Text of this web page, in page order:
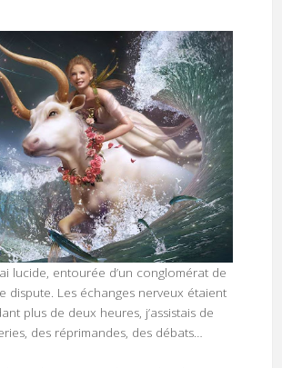
lucide, entourée d’un conglomérat de
dispute. Les échanges nerveux étaient
plus de deux heures, j’assistais de
des réprimandes, des débats…